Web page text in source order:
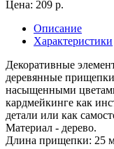
Цена: 209 р.
Описание
Характеристики
Декоративные
деревянные
насыщенными
кардмейкинге как
детали или как
Материал - дерево.
Длина прищепки: 25